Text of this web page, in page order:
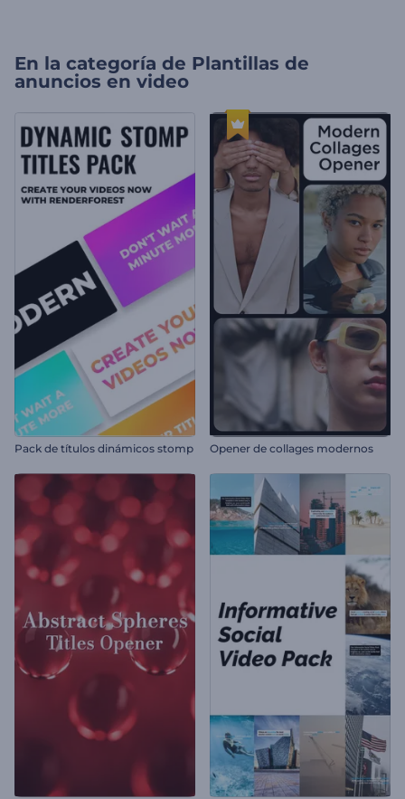
En la categoría de Plantillas de
anuncios en video
Pack de títulos dinámicos stomp Opener de collages modernos